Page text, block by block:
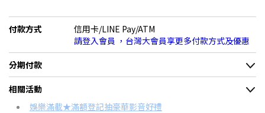
付款方式
信用卡/LINE Pay/ATM
請登入會員 ，台灣大會員享更多付款方式及優惠
分期付款
＊實際可分期數、適用利率，請以購物車顯示為主
信用卡分期
相關活動
娛樂滿載★滿額登記抽豪華影音好禮